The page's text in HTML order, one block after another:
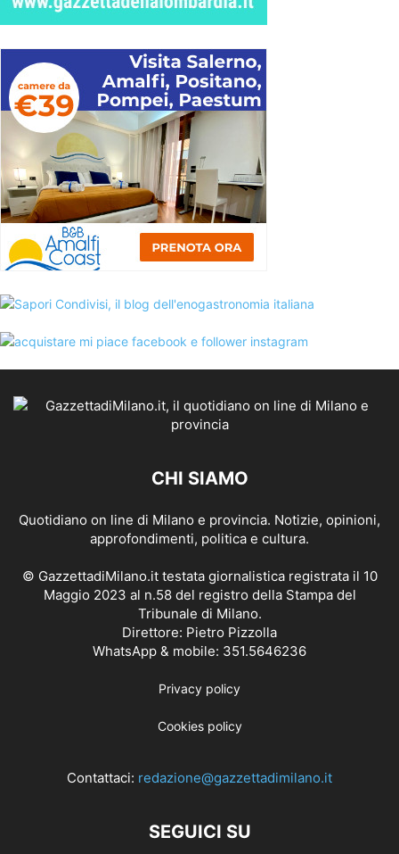
CHI SIAMO
Quotidiano on line di Milano e provincia. Notizie, opinioni,
approfondimenti, politica e cultura.
© GazzettadiMilano.it testata giornalistica registrata il 10
Maggio 2023 al n.58 del registro della Stampa del
Tribunale di Milano.
Direttore: Pietro Pizzolla
WhatsApp & mobile: 351.5646236
Privacy policy
Cookies policy
Contattaci: redazione@gazzettadimilano.it
SEGUICI SU